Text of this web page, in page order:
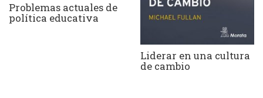
Problemas actuales de
política educativa
Liderar en una cultura
de cambio